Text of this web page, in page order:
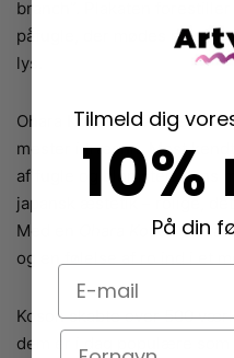
branch”. Plakaten
påfugle, der mødes på en
lys.
Ohara Koson (1877–1945)
mester i træsnit. Mest
af fugle og blomster. Hans
japansk æstetik – rolige,
Med en
Ohara Koson plakat
og en følelse af ro ind i et
Koson skabte over 500
dem er i dag populære som
Tilmeld dig
På din
E-mail
Navn